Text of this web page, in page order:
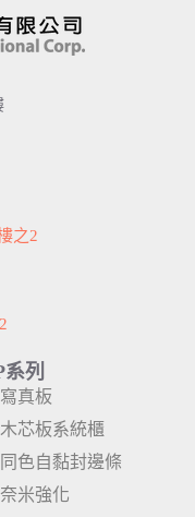
之2
列
真板
芯板系統櫃
色自黏封邊條
米強化